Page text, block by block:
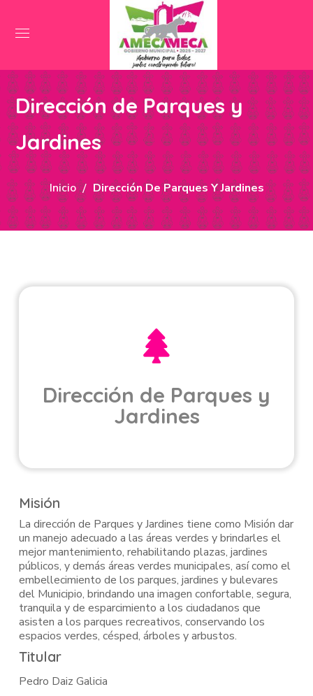
Dirección de Parques y
Jardines
Inicio Dirección De Parques Y Jardines
Dirección de Parques y
Jardines
Misión
La dirección de Parques y Jardines tiene como Misión dar
un manejo adecuado a las áreas verdes y brindarles el
mejor mantenimiento, rehabilitando plazas, jardines
públicos, y demás áreas verdes municipales, así como el
embellecimiento de los parques, jardines y bulevares
del Municipio, brindando una imagen confortable, segura,
tranquila y de esparcimiento a los ciudadanos que
asisten a los parques recreativos, conservando los
espacios verdes, césped, árboles y arbustos.
Titular
Pedro Daiz Galicia